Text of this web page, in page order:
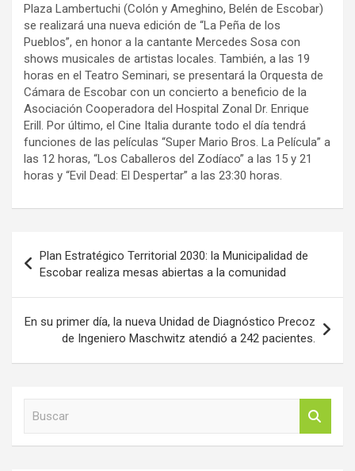
Plaza Lambertuchi (Colón y Ameghino, Belén de Escobar)
se realizará una nueva edición de “La Peña de los
Pueblos”, en honor a la cantante Mercedes Sosa con
shows musicales de artistas locales. También, a las 19
horas en el Teatro Seminari, se presentará la Orquesta de
Cámara de Escobar con un concierto a beneficio de la
Asociación Cooperadora del Hospital Zonal Dr. Enrique
Erill. Por último, el Cine Italia durante todo el día tendrá
funciones de las películas “Super Mario Bros. La Película” a
las 12 horas, “Los Caballeros del Zodíaco” a las 15 y 21
horas y “Evil Dead: El Despertar” a las 23:30 horas.
de
entradas
Plan Estratégico Territorial 2030: la Municipalidad de
Escobar realiza mesas abiertas a la comunidad
En su primer día, la nueva Unidad de Diagnóstico Precoz
de Ingeniero Maschwitz atendió a 242 pacientes.